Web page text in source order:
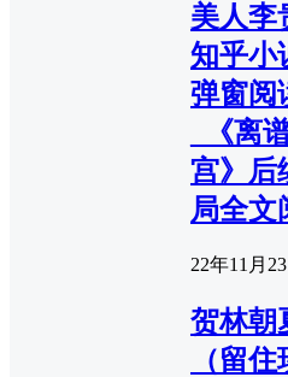
美人李
知乎小
弹窗阅
_《离
宫》后
局全文
22年11月23
贺林朝
（留